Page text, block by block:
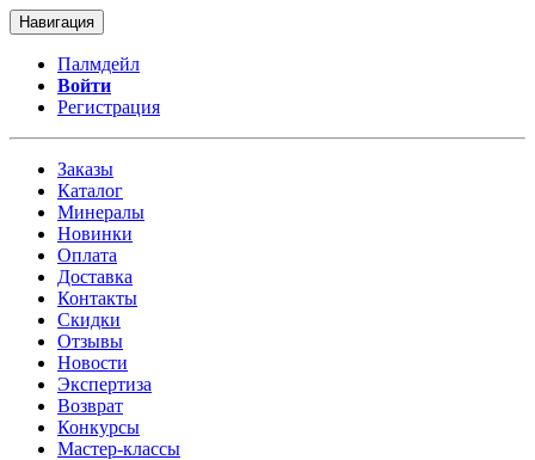
Навигация
Палмдейл
Войти
Регистрация
Заказы
Каталог
Минералы
Новинки
Оплата
Доставка
Контакты
Скидки
Отзывы
Новости
Экспертиза
Возврат
Конкурсы
Мастер-классы